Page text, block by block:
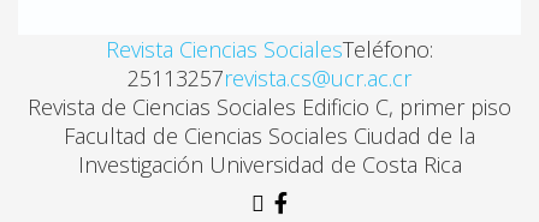
EL CONOCIMIENTO DE LA POLÍTICA:
José Miguel Rodríguez Zamora
Revista Ciencias SocialesTeléfono:
25113257revista.cs@ucr.ac.cr
Revista de Ciencias Sociales Edificio C, primer piso
Facultad de Ciencias Sociales Ciudad de la
Investigación Universidad de Costa Rica